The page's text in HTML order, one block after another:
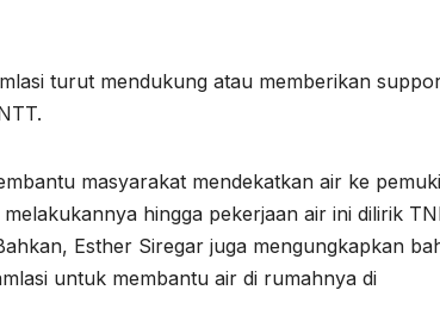
turut mendukung atau memberikan
masyarakat mendekatkan air ke
hingga pekerjaan air ini dilirik
Esther Siregar juga mengungkapkan
untuk membantu air di rumahnya di